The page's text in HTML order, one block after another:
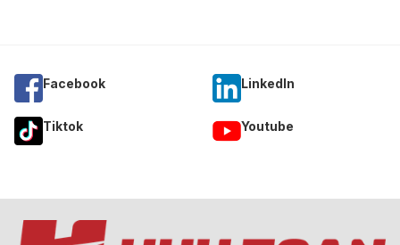
Facebook Linkedln
Tiktok Youtube